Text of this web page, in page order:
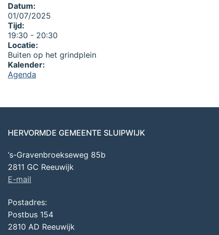
Datum:
01/07/2025
Tijd:
19:30 - 20:30
Locatie:
Buiten op het grindplein
Kalender:
Agenda
HERVORMDE GEMEENTE SLUIPWIJK
‘s-Gravenbroekseweg 85b
2811 GC Reeuwijk
E-mail
Postadres:
Postbus 154
2810 AD Reeuwijk